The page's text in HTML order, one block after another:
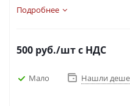
Подробнее
500 руб./штс НДС
Мало Нашли